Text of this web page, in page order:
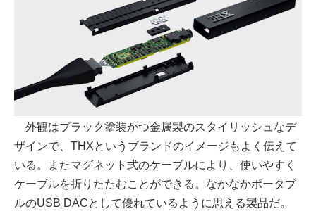
外観はブラック塗装かつ金属製のスタイリッシュなデ
ザインで、THXというブランドのイメージもよく伝えて
いる。またマグネット式のケーブルにより、使いやすく
ケーブルを折りたたむことができる。なかなかポータブ
ルのUSB DACとして優れているように思える製品だ。